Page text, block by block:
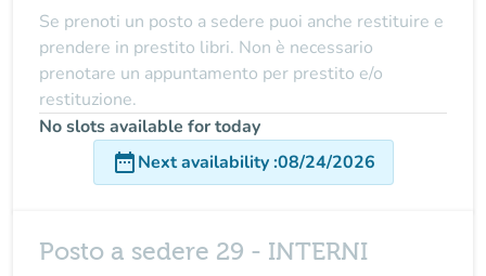
Se prenoti un posto a sedere puoi anche restituire e
prendere in prestito libri. Non è necessario
prenotare un appuntamento per prestito e/o
restituzione.
No slots available for today
date_rangeNext availability:08/24/2026
Posto a sedere 29 - INTERNI